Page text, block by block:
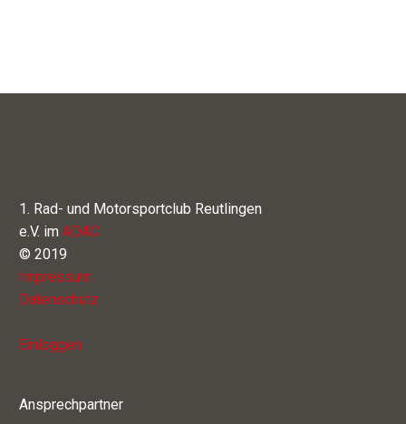
1. Rad- und Motorsportclub Reutlingen
e.V. im ADAC
© 2019
Impressum
Datenschutz
Einloggen
Ansprechpartner